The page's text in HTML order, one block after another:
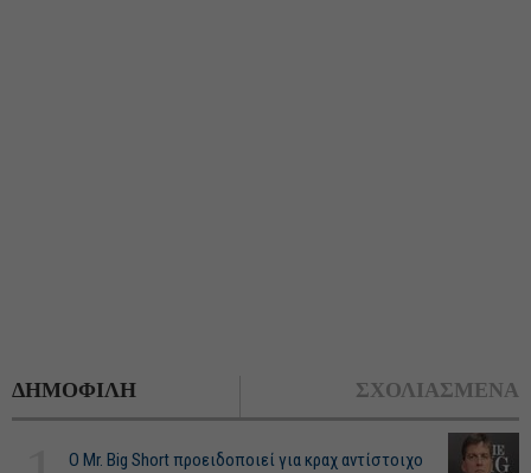
ΔΗΜΟΦΙΛΗ ΣΧΟΛΙΑΣΜΕΝΑ
O Mr. Big Short προειδοποιεί για κραχ αντίστοιχο